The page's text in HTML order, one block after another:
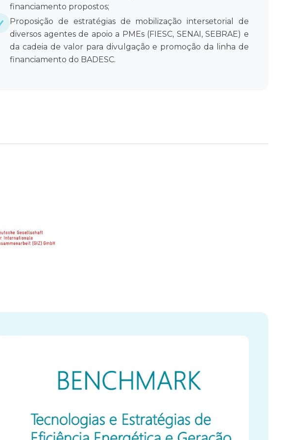
financiamento propostos;
Proposição de estratégias de mobilização intersetorial de
diversos agentes de apoio a PMEs (FIESC, SENAI, SEBRAE) e
da cadeia de valor para divulgação e promoção da linha de
financiamento do BADESC.